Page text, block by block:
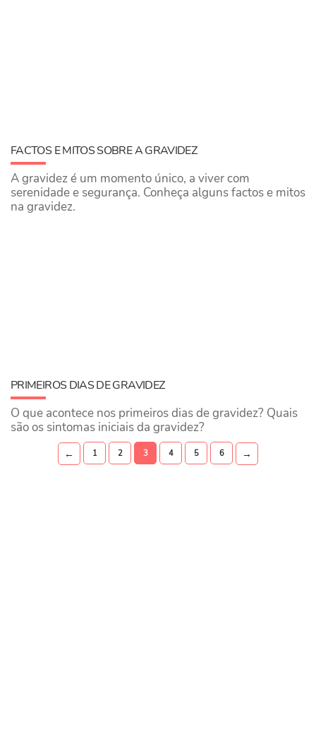
FACTOS E MITOS SOBRE A GRAVIDEZ
A gravidez é um momento único, a viver com
serenidade e segurança. Conheça alguns factos e mitos
na gravidez.
PRIMEIROS DIAS DE GRAVIDEZ
O que acontece nos primeiros dias de gravidez? Quais
são os sintomas iniciais da gravidez?
← 1 2 3 4 5 6 →